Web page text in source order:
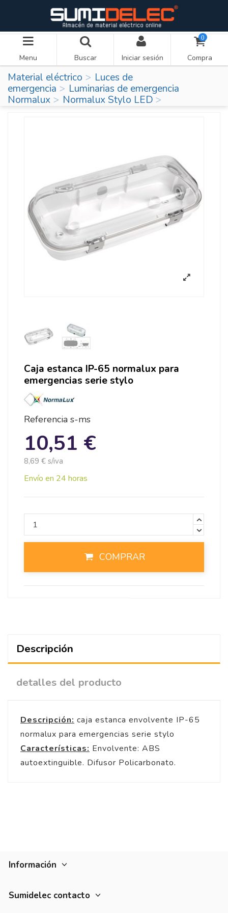
Menu Buscar Iniciar sesión
0
Compra
Material eléctrico
Luces de
emergencia
Luminarias de emergencia
Normalux
Normalux Stylo LED
Caja estanca IP-65 normalux para
emergencias serie stylo
Referencia s-ms
10,51 €
8,69 € s/iva
Envío en 24 horas
COMPRAR
Descripción
detalles del producto
Descripción: caja estanca envolvente IP-65
normalux para emergencias serie stylo
Características: Envolvente: ABS
autoextinguible. Difusor Policarbonato.
Información
Sumidelec contacto